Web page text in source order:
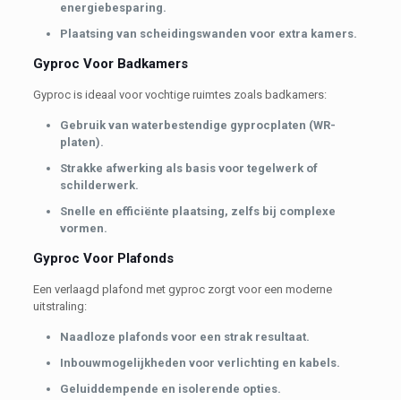
energiebesparing.
Plaatsing van scheidingswanden voor extra kamers.
Gyproc Voor Badkamers
Gyproc is ideaal voor vochtige ruimtes zoals badkamers:
Gebruik van waterbestendige gyprocplaten (WR-
platen).
Strakke afwerking als basis voor tegelwerk of
schilderwerk.
Snelle en efficiënte plaatsing, zelfs bij complexe
vormen.
Gyproc Voor Plafonds
Een verlaagd plafond met gyproc zorgt voor een moderne
uitstraling:
Naadloze plafonds voor een strak resultaat.
Inbouwmogelijkheden voor verlichting en kabels.
Geluiddempende en isolerende opties.